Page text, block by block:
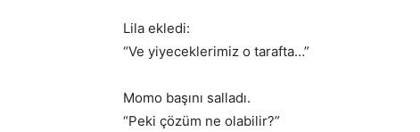
Lila ekledi:
“Ve yiyeceklerimiz o tarafta…”
Momo başını salladı.
“Peki çözüm ne olabilir?”